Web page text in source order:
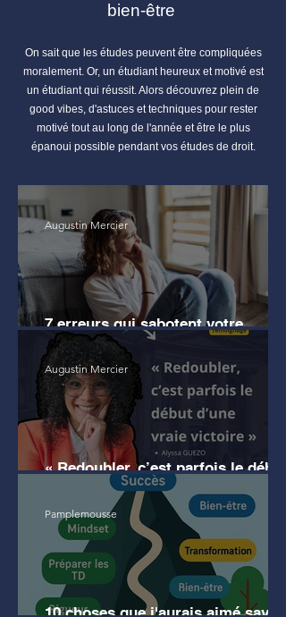
bien-être
On sait que les études peuvent être compliquées
moralement. Or, un étudiant heureux et motivé est
un étudiant qui réussit. Alors découvrez plein de
good vibes, d'astuces et techniques pour rester
motivé tout au long de l'année et être le plus
épanoui possible pendant vos études de droit.
7 erreurs qui sabotent votre
motivation en droit
Augustin Mercier
« Redoubler, c’est parfois le début
d’une vraie victoire » (témoignage)
Augustin Mercier
10 choses que j'aurais aimé savoir
Pamplemousse